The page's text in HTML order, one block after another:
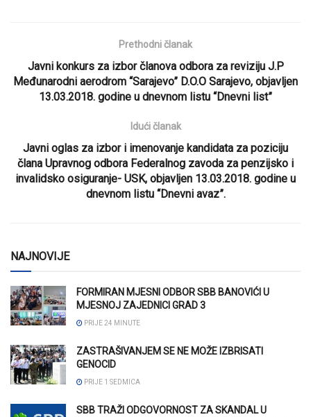
Prethodni članak
Javni konkurs za izbor članova odbora za reviziju J.P
Međunarodni aerodrom “Sarajevo” D.O.O Sarajevo, objavljen
13.03.2018. godine u dnevnom listu “Dnevni list”
Idući članak
Javni oglas za izbor i imenovanje kandidata za poziciju
člana Upravnog odbora Federalnog zavoda za penzijsko i
invalidsko osiguranje- USK, objavljen 13.03.2018. godine u
dnevnom listu “Dnevni avaz”.
NAJNOVIJE
FORMIRAN MJESNI ODBOR SBB BANOVIĆI U
MJESNOJ ZAJEDNICI GRAD 3
PRIJE 24 MINUTE
ZASTRAŠIVANJEM SE NE MOŽE IZBRISATI
GENOCID
PRIJE 1 SEDMICA
SBB TRAŽI ODGOVORNOST ZA SKANDAL U